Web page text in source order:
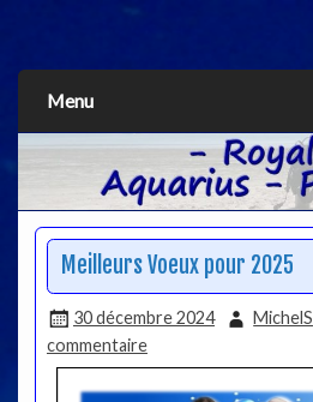
Menu
Meilleurs Voeux pour 2025
30 décembre 2024 MichelS
commentaire